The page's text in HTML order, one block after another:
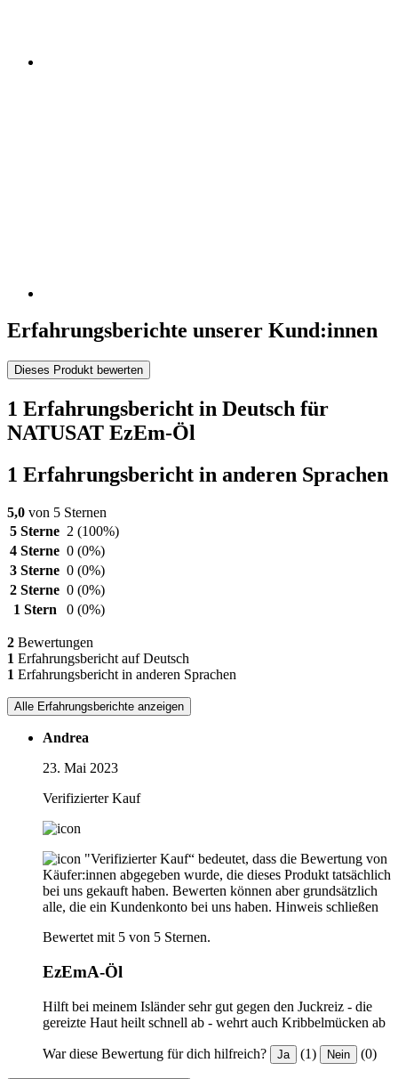
Erfahrungsberichte unserer Kund:innen
Dieses Produkt bewerten
1 Erfahrungsbericht in Deutsch für
NATUSAT EzEm-Öl
1 Erfahrungsbericht in anderen Sprachen
5,0 von 5 Sternen
5 Sterne 2 (100%)
4 Sterne 0 (0%)
3 Sterne 0 (0%)
2 Sterne 0 (0%)
1 Stern
0 (0%)
2 Bewertungen
1 Erfahrungsbericht auf Deutsch
1 Erfahrungsbericht in anderen Sprachen
Alle Erfahrungsberichte anzeigen
Andrea
23. Mai 2023
Verifizierter Kauf
"Verifizierter Kauf“ bedeutet, dass die Bewertung von
Käufer:innen abgegeben wurde, die dieses Produkt tatsächlich
bei uns gekauft haben. Bewerten können aber grundsätzlich
alle, die ein Kundenkonto bei uns haben. Hinweis schließen
Bewertet mit 5 von 5 Sternen.
EzEmA-Öl
Hilft bei meinem Isländer sehr gut gegen den Juckreiz - die
gereizte Haut heilt schnell ab - wehrt auch Kribbelmücken ab
War diese Bewertung für dich hilfreich? Ja (1) Nein (0)